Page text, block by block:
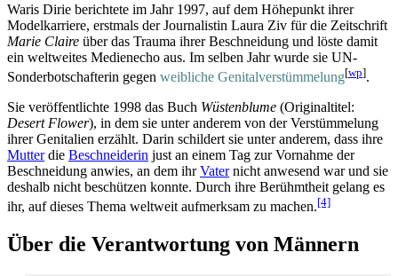
Waris Dirie berichtete im Jahr 1997, auf dem Höhepunkt ihrer
Modelkarriere, erstmals der Journalistin Laura Ziv für die Zeitschrift
Marie Claire über das Trauma ihrer Beschneidung und löste damit
ein weltweites Medienecho aus. Im selben Jahr wurde sie UN-
Sonder­botschafterin gegen weibliche Genitalverstümmelung[wp].
Sie veröffentlichte 1998 das Buch Wüstenblume (Originaltitel:
Desert Flower), in dem sie unter anderem von der Verstümmelung
ihrer Genitalien erzählt. Darin schildert sie unter anderem, dass ihre
Mutterdie Beschneiderin just an einem Tag zur Vornahme der
Beschneidung anwies, an dem ihrVaternicht anwesend war und sie
deshalb nicht beschützen konnte. Durch ihre Berühmtheit gelang es
ihr, auf dieses Thema weltweit aufmerksam zu machen.[4]
Über die Verantwortung von Männern